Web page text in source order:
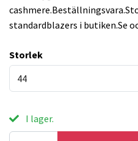
standardblazers i butiken.Se
Storlek
44
I lager.